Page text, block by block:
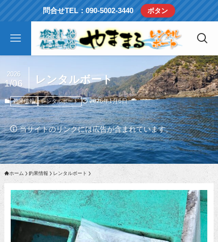
問合せTEL：090-5002-3440 ボタン
レンタルボート
2026
1/06
釣果情報 レンタルボート 2026年1月6日
当サイトのリンクには広告が含まれています。
ホーム 釣果情報 レンタルボート